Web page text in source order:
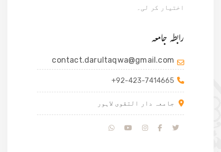
اختیار کر لی۔
رابطہ جامعہ
contact.darultaqwa@gmail.com
+92-423-7414665
جامعہ دار التقوی لاہور